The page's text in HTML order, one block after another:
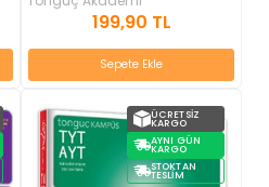
199,90 TL
Sepete Ekle
ÜCRETSIZ
KARGO
AYNI GÜN
KARGO
STOKTAN
TESLIM